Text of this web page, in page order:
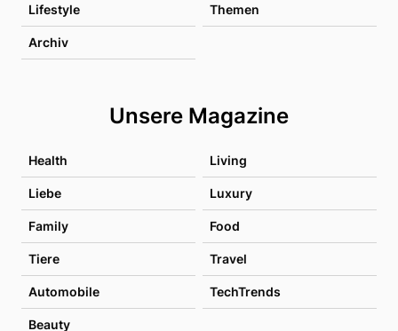
Lifestyle Themen
Archiv
Unsere Magazine
Health Living
Liebe Luxury
Family Food
Tiere Travel
Automobile TechTrends
Beauty